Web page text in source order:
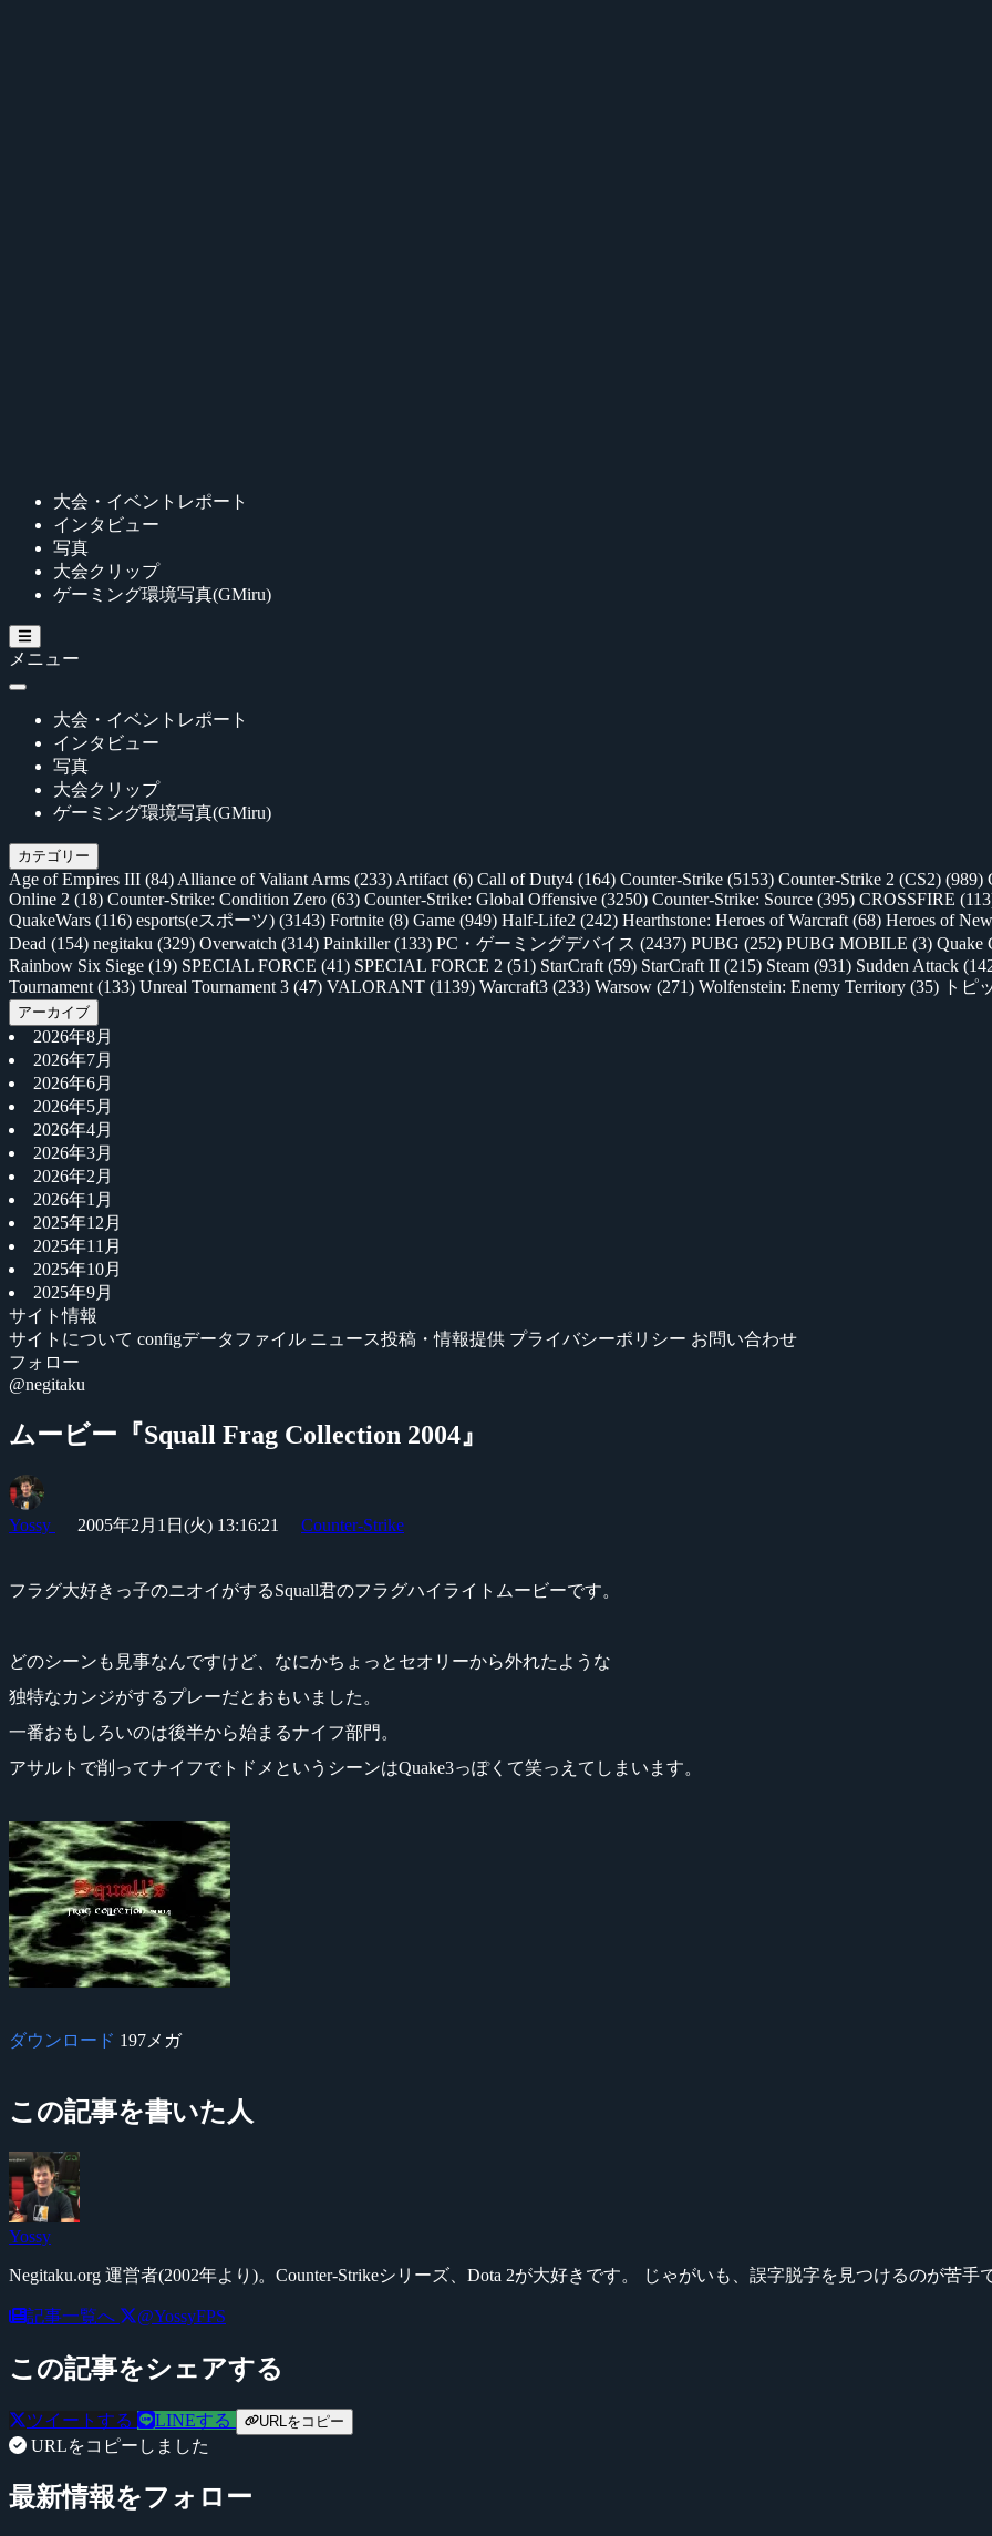
大会・イベントレポート
インタビュー
写真
大会クリップ
ゲーミング環境写真(GMiru)
メニュー
大会・イベントレポート
インタビュー
写真
大会クリップ
ゲーミング環境写真(GMiru)
カテゴリー
Age of Empires III (84) Alliance of Valiant Arms (233) Artifact (6) Call of Duty4 (164) Counter-Strike (5153) Counter-Strike 2 (CS2) (989)
Online 2 (18) Counter-Strike: Condition Zero (63) Counter-Strike: Global Offensive (3250) Counter-Strike: Source (395) CROSSFIRE
QuakeWars (116) esports(eスポーツ) (3143) Fortnite (8) Game (949) Half-Life2 (242) Hearthstone: Heroes of Warcraft (68) Heroes of
Dead (154) negitaku (329) Overwatch (314) Painkiller(133) PC・ゲーミングデバイス (2437) PUBG (252) PUBG MOBILE (3) Quake
Rainbow Six Siege (19) SPECIAL FORCE (41) SPECIAL FORCE 2 (51) StarCraft (59) StarCraft II (215) Steam (931) Sudden Attack
Tournament (133) Unreal Tournament 3 (47) VALORANT (1139) Warcraft3 (233) Warsow (271) Wolfenstein: Enemy Territory (35) トピ
アーカイブ
2026年8月
2026年7月
2026年6月
2026年5月
2026年4月
2026年3月
2026年2月
2026年1月
2025年12月
2025年11月
2025年10月
2025年9月
サイト情報
サイトについて configデータファイル ニュース投稿・情報提供 プライバシーポリシー お問い合わせ
フォロー
@negitaku
ムービー『Squall Frag Collection 2004』
Yossy 2005年2月1日(火) 13:16:21 Counter-Strike
フラグ大好きっ子のニオイがするSquall君のフラグハイライトムービーです。
どのシーンも見事なんですけど、なにかちょっとセオリーから外れたような
独特なカンジがするプレーだとおもいました。
一番おもしろいのは後半から始まるナイフ部門。
アサルトで削ってナイフでトドメというシーンはQuake3っぽくて笑っえてしまいます。
ダウンロード 197メガ
この記事を書いた人
Yossy
Negitaku.org 運営者(2002年より)。Counter-Strikeシリーズ、Dota 2が大好きです。 じゃがいも、誤字脱字を見つけるのが苦
記事一覧へ @YossyFPS
この記事をシェアする
ツイートする LINEする URLをコピー
URLをコピーしました
最新情報をフォロー